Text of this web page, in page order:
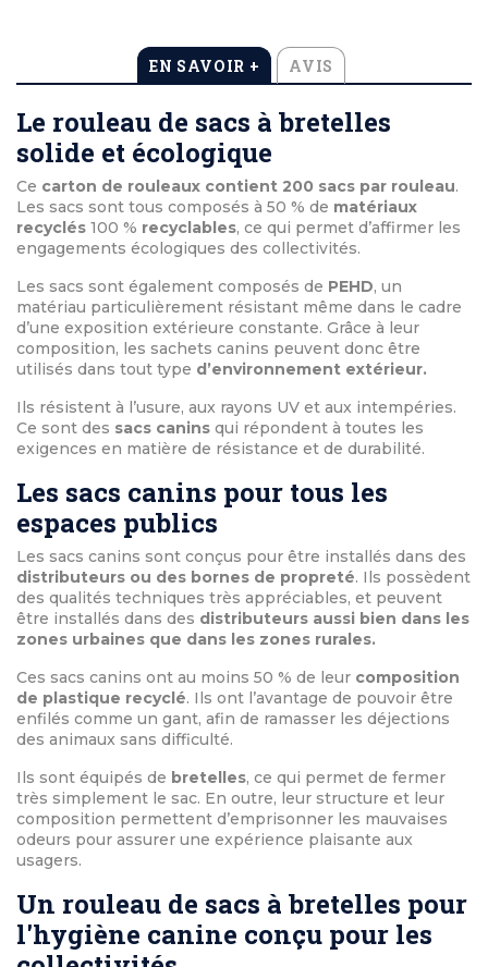
EN SAVOIR + AVIS
Le rouleau de sacs à bretelles
solide et écologique
Ce carton de rouleaux contient 200 sacs par rouleau.
Les sacs sont tous composés à 50 % de matériaux
recyclés 100 % recyclables, ce qui permet d’affirmer les
engagements écologiques des collectivités.
Les sacs sont également composés de PEHD, un
matériau particulièrement résistant même dans le cadre
d’une exposition extérieure constante. Grâce à leur
composition, les sachets canins peuvent donc être
utilisés dans tout type d’environnement extérieur.
Ils résistent à l’usure, aux rayons UV et aux intempéries.
Ce sont des sacs canins qui répondent à toutes les
exigences en matière de résistance et de durabilité.
Les sacs canins pour tous les
espaces publics
Les sacs canins sont conçus pour être installés dans des
distributeurs ou des bornes de propreté. Ils possèdent
des qualités techniques très appréciables, et peuvent
être installés dans des distributeurs aussi bien dans les
zones urbaines que dans les zones rurales.
Ces sacs canins ont au moins 50 % de leur composition
de plastique recyclé. Ils ont l’avantage de pouvoir être
enfilés comme un gant, afin de ramasser les déjections
des animaux sans difficulté.
Ils sont équipés de bretelles, ce qui permet de fermer
très simplement le sac. En outre, leur structure et leur
composition permettent d’emprisonner les mauvaises
odeurs pour assurer une expérience plaisante aux
usagers.
Un rouleau de sacs à bretelles pour
l'hygiène canine conçu pour les